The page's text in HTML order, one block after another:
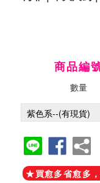
商品編
數量
★買愈多省愈多